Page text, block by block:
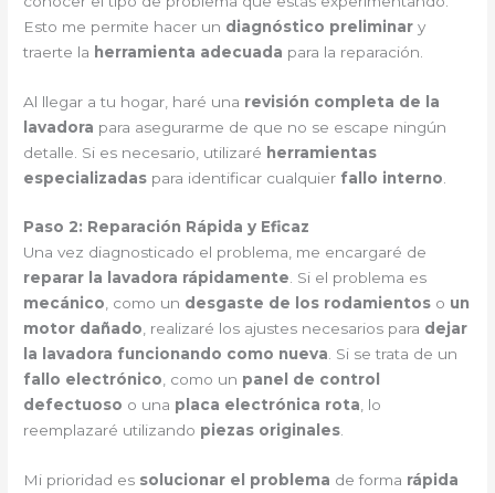
Esto me permite hacer un diagnóstico preliminar y
traerte la herramienta adecuada para la reparación.
Al llegar a tu hogar, haré una revisión completa de la
lavadora para asegurarme de que no se escape ningún
detalle. Si es necesario, utilizaré herramientas
especializadas para identificar cualquier fallo interno
Paso 2: Reparación Rápida y Eficaz
Una vez diagnosticado el problema, me encargaré de
reparar la lavadora rápidamente. Si el problema es
mecánico, como un desgaste de los rodamientos o un
motor dañado, realizaré los ajustes necesarios para dejar
la lavadora funcionando como nueva. Si se trata de un
fallo electrónico, como un panel de control
defectuoso o una placa electrónica rota, lo
reemplazaré utilizando piezas originales.
Mi prioridad es solucionar el problema de forma rápida